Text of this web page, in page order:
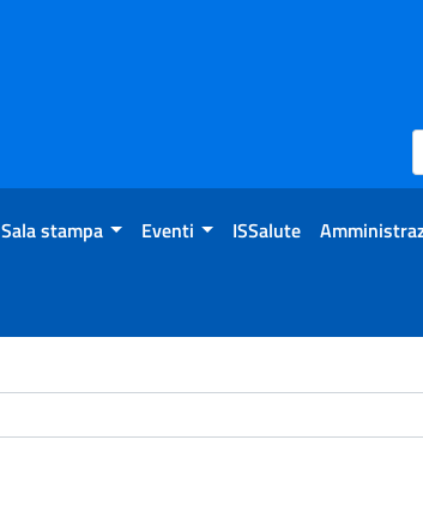
Sala stampa Eventi ISSalute